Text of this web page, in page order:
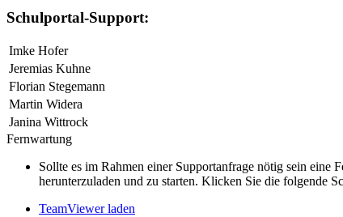
Schulportal-Support:
Imke Hofer
Jeremias Kuhne
Florian Stegemann
Martin Widera
Janina Wittrock
Fernwartung
Sollte es im Rahmen einer Supportanfrage nötig sein
herunterzuladen und zu starten. Klicken Sie die folgende
TeamViewer laden